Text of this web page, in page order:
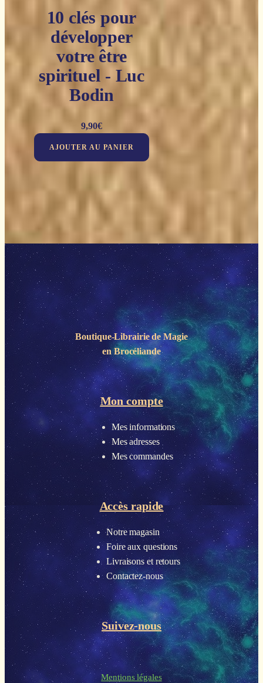
10 clés pour
développer
votre être
spirituel - Luc
Bodin
9,90€
AJOUTER AU PANIER
Boutique-Librairie deMagie
en Brocéliande
Mon compte
Mes informations
Mes adresses
Mes commandes
Accès rapide
Notre magasin
Foire aux questions
Livraisons et retours
Contactez-nous
Suivez-nous
Mentions légales